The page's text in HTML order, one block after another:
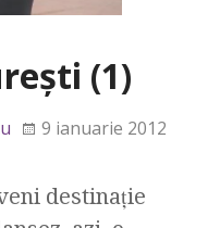
(1)
9 ianuarie 2012
destinaţie